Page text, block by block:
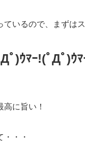
ているので、まずは
ﾟ)ｳﾏｰ!(ﾟДﾟ)ｳﾏ
高に旨い！
・・・